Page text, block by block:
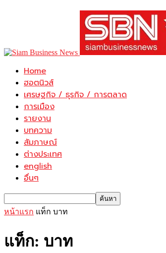
Home
ฮอตนิวส์
เศรษฐกิจ / ธุรกิจ / การตลาด
การเมือง
รายงาน
บทความ
สัมภาษณ์
ต่างประเทศ
english
อื่นๆ
หน้าแรก แท็ก บาท
แท็ก: บาท